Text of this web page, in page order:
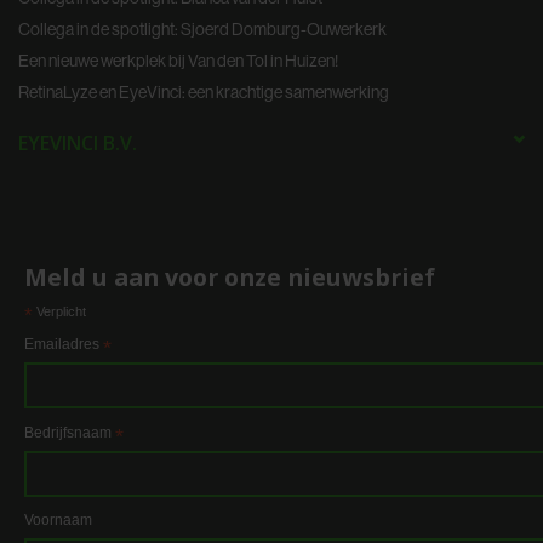
Collega in de spotlight: Sjoerd Domburg-Ouwerkerk
Een nieuwe werkplek bij Van den Tol in Huizen!
RetinaLyze en EyeVinci: een krachtige samenwerking
EYEVINCI B.V.
Meld u aan voor onze nieuwsbrief
* Verplicht
Emailadres *
Bedrijfsnaam *
Voornaam